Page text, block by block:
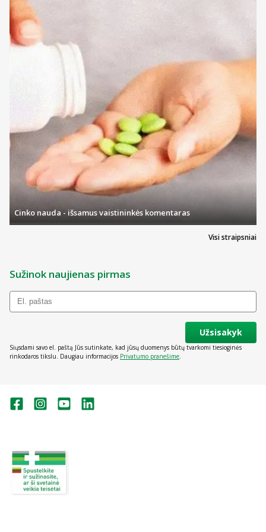
Visi straipsniai
Cinko nauda - išsamus vaistininkės komentaras
Sužinok naujienas pirmas
Užsisakyk
Siųsdami savo el. paštą Jūs sutinkate, kad jūsų duomenys būtų tvarkomi tiesioginės
rinkodaros tikslu. Daugiau informacijos Privatumo pranešime.